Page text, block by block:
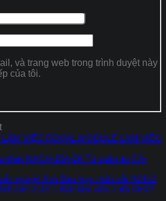
và trang web trong trình duyệt này
của tôi.
MODULE LÀM VIỆC
Tủ quần áo CA-
Bàn họp chân sắt H2412
Bàn làm việc Lufa DF12-